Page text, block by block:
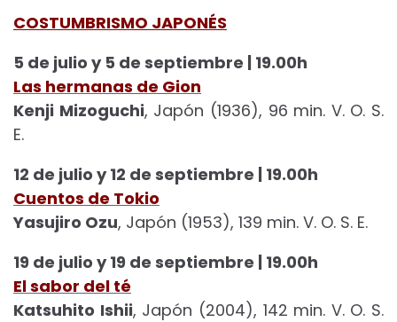
COSTUMBRISMO JAPONÉS
5 de julio y 5 de septiembre | 19.00h
Las hermanas de Gion
Kenji Mizoguchi, Japón (1936), 96 min. V. O. S.
E.
12 de julio y 12 de septiembre | 19.00h
Cuentos de Tokio
Yasujiro Ozu, Japón (1953), 139 min. V. O. S. E.
19 de julio y 19 de septiembre | 19.00h
El sabor del té
Katsuhito Ishii, Japón (2004), 142 min. V. O. S.